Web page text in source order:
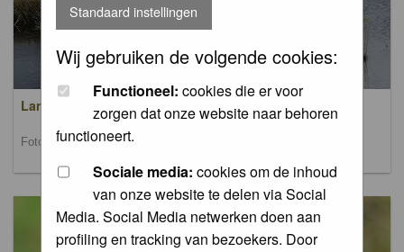
Standaard instellingen
Wij gebruiken de volgende cookies:
Functioneel: cookies die er voor
zorgen dat onze website naar behoren
functioneert.
Sociale media: cookies om de inhoud
van onze website te delen via Social
Media. Social Media netwerken doen aan
profiling en tracking van bezoekers. Door
Landschappen / Landscapes
Foto's van landschappen / Pictures of landscapes